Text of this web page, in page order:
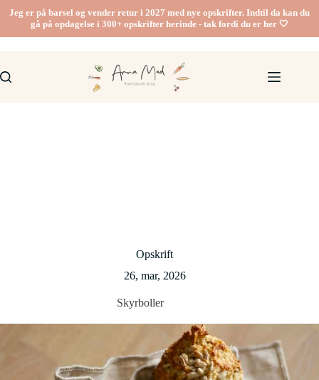
indhold
Jeg er på barsel og vender retur i 2027 med nye opskrifter. Indtil da kan du
gå på opdagelse i 300+ opskrifter herinde - tak fordi du er her 🤍
Opskrift
26, mar, 2026
Skyrboller